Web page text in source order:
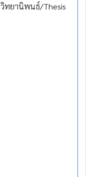
วิทยานิพนธ์/Thesis